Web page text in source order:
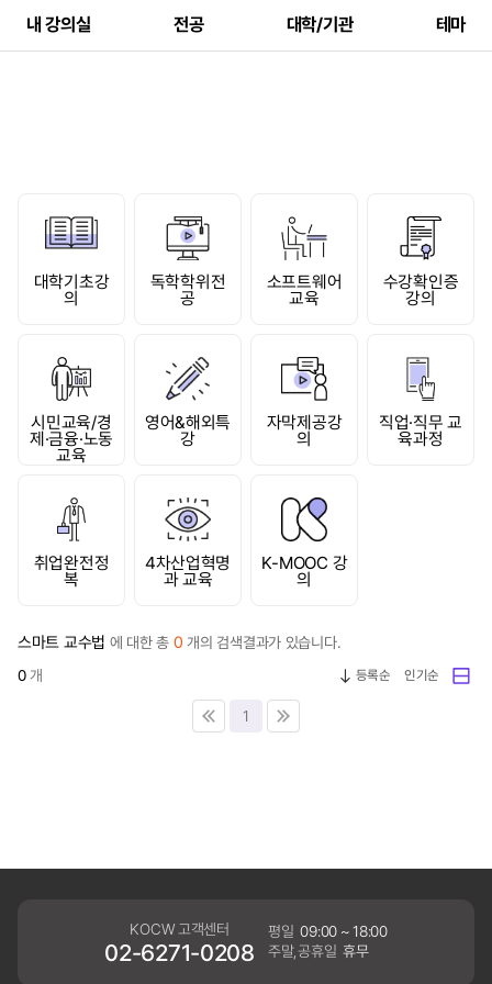
내 강의실 전공 대학/기관 테마
대학기초강
의
독학학위전
공
소프트웨어
교육
수강확인증
강의
시민교육/경
제·금융·노동
교육
영어&해외특
강
자막제공강
의
직업·직무 교
육과정
취업완전정
복
4차산업혁명
과 교육
K-MOOC 강
의
스마트 교수법 에 대한 총 0 개의 검색결과가 있습니다.
0개 등록순 인기순
1
KOCW 고객센터
02-6271-0208
평일 09:00 ~ 18:00
주말,공휴일 휴무